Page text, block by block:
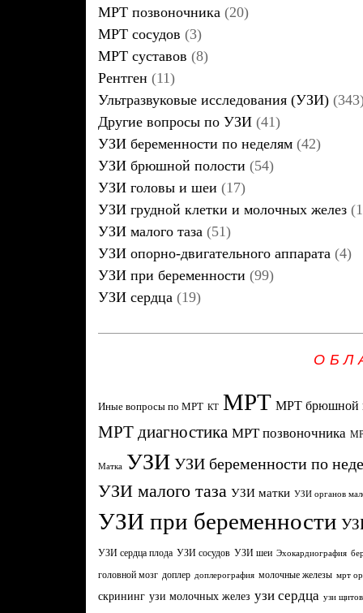
МРТ позвоночника (20)
МРТ сосудов (3)
МРТ суставов (8)
Рентген (11)
Ультразвуковые исследования (УЗИ)
Другие вопросы по УЗИ (41)
УЗИ беременности по неделям (42)
УЗИ брюшной полости (54)
УЗИ головы и шеи (17)
УЗИ грудной клетки и молочных желез
УЗИ малого таза (51)
УЗИ опорно-двигательного аппарата (4)
УЗИ при беременности (99)
УЗИ сердца (19)
Иные вопросы по МРТ КТ МРТ МРТ брюшной
МРТ диагностика МРТ позвоночника
Матка УЗИ УЗИ беременности по
УЗИ малого таза УЗИ матки УЗИ органов
УЗИ при беременности
УЗИ сердца плода УЗИ сосудов УЗИ шеи Эхокардиография
головной мозг доплер доплерография молочные железы мрт
скрининг узи молочных желез узи сердца узи